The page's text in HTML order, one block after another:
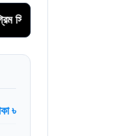
বুকিং করুন।
৳